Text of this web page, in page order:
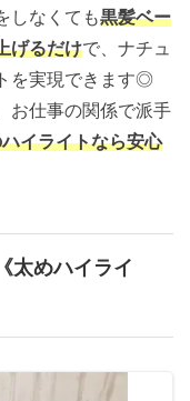
しなくても黒髪ベー
げるだけで、ナチュ
を実現できます◎
お仕事の関係で派手
イライトなら安心
太めハイライ